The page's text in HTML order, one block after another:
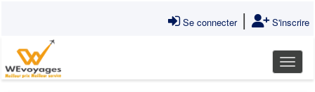
Se connecter| S'inscrire